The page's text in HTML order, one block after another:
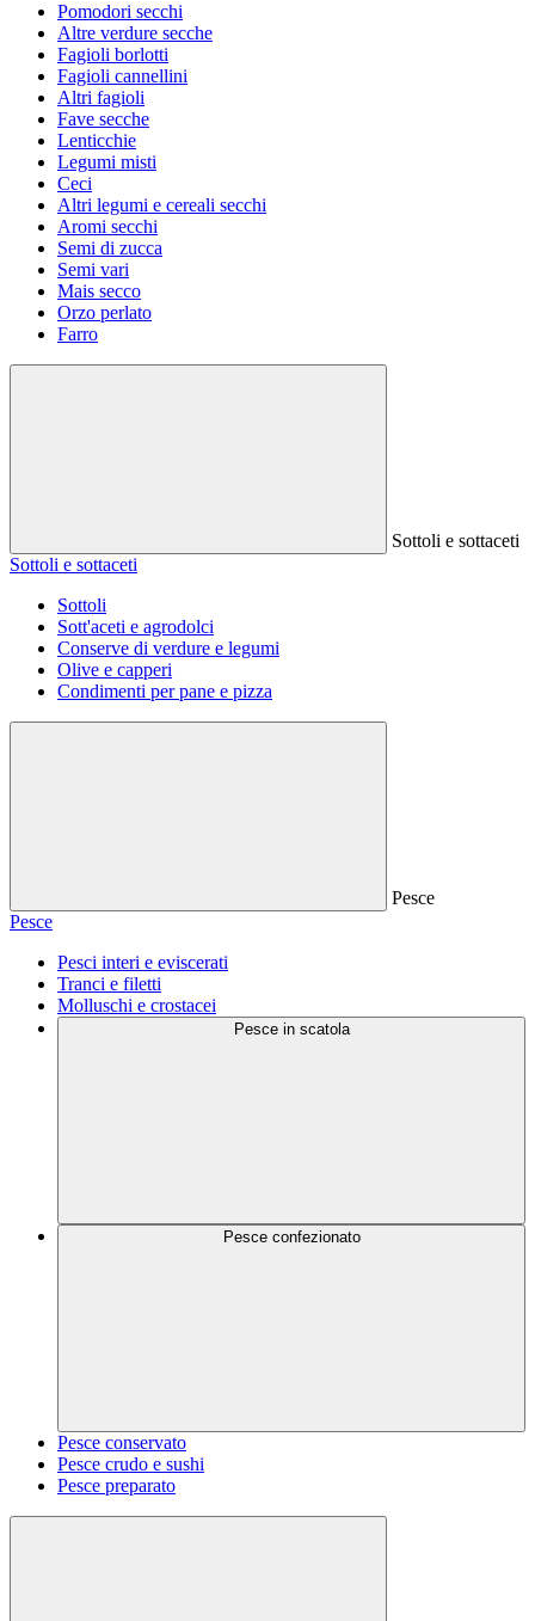
Pomodori secchi
Altre verdure secche
Fagioli borlotti
Fagioli cannellini
Altri fagioli
Fave secche
Lenticchie
Legumi misti
Ceci
Altri legumi e cereali secchi
Aromi secchi
Semi di zucca
Semi vari
Mais secco
Orzo perlato
Farro
Sottoli e sottaceti
Sottoli e sottaceti
Sottoli
Sott'aceti e agrodolci
Conserve di verdure e legumi
Olive e capperi
Condimenti per pane e pizza
Pesce
Pesce
Pesci interi e eviscerati
Tranci e filetti
Molluschi e crostacei
Pesce in scatola
Pesce confezionato
Pesce conservato
Pesce crudo e sushi
Pesce preparato